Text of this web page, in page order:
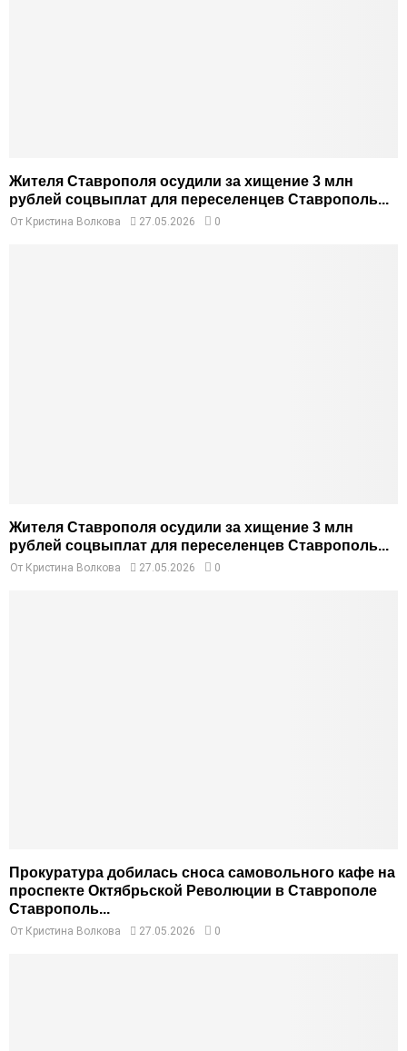
Жителя Ставрополя осудили за хищение 3 млн
рублей соцвыплат для переселенцев Ставрополь...
От Кристина Волкова 27.05.2026 0
Жителя Ставрополя осудили за хищение 3 млн
рублей соцвыплат для переселенцев Ставрополь...
От Кристина Волкова 27.05.2026 0
Прокуратура добилась сноса самовольного кафе на
проспекте Октябрьской Революции в Ставрополе
Ставрополь...
От Кристина Волкова 27.05.2026 0